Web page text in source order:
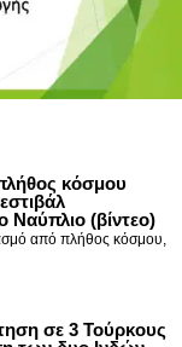
κόσμου
(βίντεο)
από πλήθος κόσμου,
σε 3 Τούρκους